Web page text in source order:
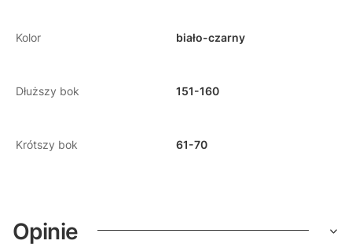
Kolor biało-czarny
Dłuższy bok 151-160
Krótszy bok 61-70
Opinie